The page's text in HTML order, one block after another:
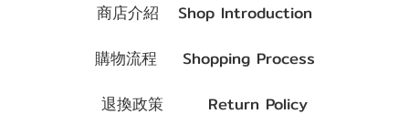
商店介紹 Shop Introduction
購物流程 Shopping Process
退換政策 Return Policy